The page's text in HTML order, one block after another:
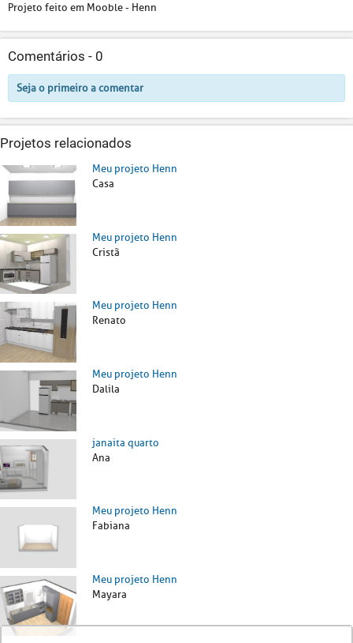
Projeto feito em Mooble - Henn
Comentários - 0
Seja o primeiro a comentar
Projetos relacionados
Meu projeto Henn
Casa
Meu projeto Henn
Cristã
Meu projeto Henn
Renato
Meu projeto Henn
Dalila
janaita quarto
Ana
Meu projeto Henn
Fabiana
Meu projeto Henn
Mayara